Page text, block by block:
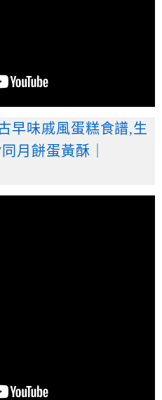
早味戚風蛋糕食譜,生
月餅蛋黃酥｜